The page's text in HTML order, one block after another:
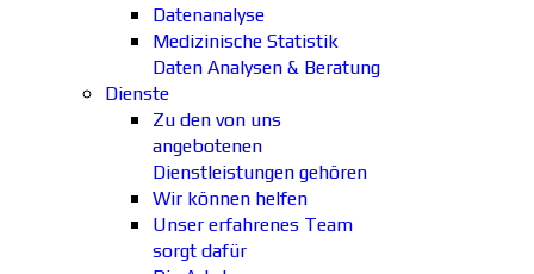
Datenanalyse
Medizinische Statistik
Daten Analysen & Beratung
Dienste
Zu den von uns
angebotenen
Dienstleistungen gehören
Wir können helfen
Unser erfahrenes Team
sorgt dafür